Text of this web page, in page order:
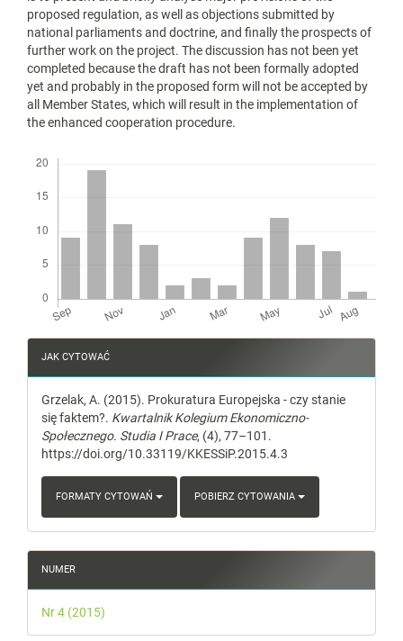
proposed regulation, as well as objections submitted by
national parliaments and doctrine, and finally the prospects of
further work on the project. The discussion has not been yet
completed because the draft has not been formally adopted
yet and probably in the proposed form will not be accepted by
all Member States, which will result in the implementation of
the enhanced cooperation procedure.
Article
Details
JAK CYTOWAĆ
Grzelak, A. (2015). Prokuratura Europejska - czy stanie
się faktem?. Kwartalnik Kolegium Ekonomiczno-
Społecznego. Studia I Prace, (4), 77–101.
https://doi.org/10.33119/KKESSiP.2015.4.3
FORMATY CYTOWAŃ POBIERZ CYTOWANIA
NUMER
Nr 4 (2015)